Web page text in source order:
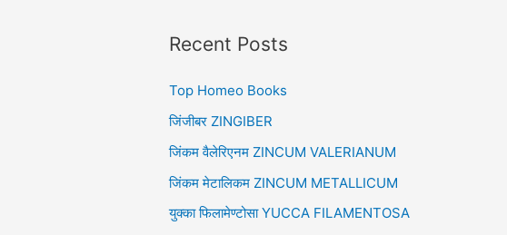
r
h
f
o
r
Recent Posts
Top Homeo Books
जिंजीबर ZINGIBER
जिंकम वैलेरिएनम ZINCUM VALERIANUM
जिंकम मेटालिकम ZINCUM METALLICUM
युक्का फिलामेण्टोसा YUCCA FILAMENTOSA